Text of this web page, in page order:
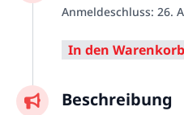
Anmeldeschluss: 26.
Beschreibung